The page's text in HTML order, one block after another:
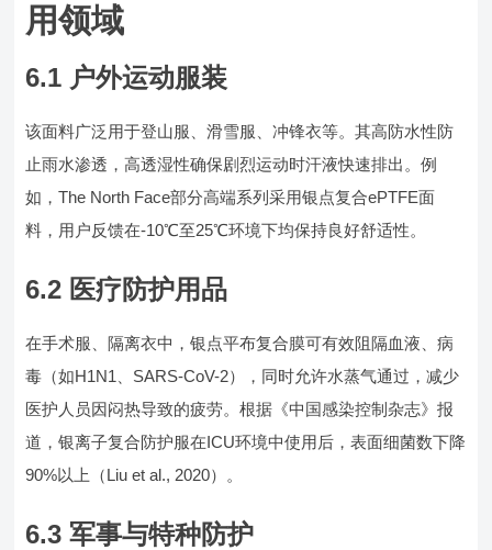
用领域
6.1 户外运动服装
该面料广泛用于登山服、滑雪服、冲锋衣等。其高防水性防
止雨水渗透，高透湿性确保剧烈运动时汗液快速排出。例
如，The North Face部分高端系列采用银点复合ePTFE面
料，用户反馈在-10℃至25℃环境下均保持良好舒适性。
6.2 医疗防护用品
在手术服、隔离衣中，银点平布复合膜可有效阻隔血液、病
毒（如H1N1、SARS-CoV-2），同时允许水蒸气通过，减少
医护人员因闷热导致的疲劳。根据《中国感染控制杂志》报
道，银离子复合防护服在ICU环境中使用后，表面细菌数下降
90%以上（Liu et al., 2020）。
6.3 军事与特种防护